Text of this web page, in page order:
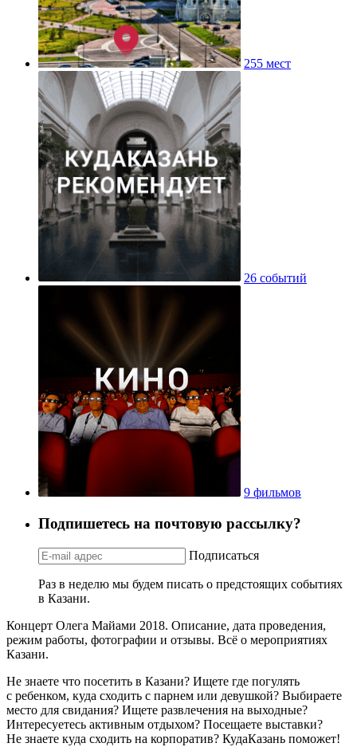
255 мест
26 событий
9 фильмов
Подпишетесь на почтовую рассылку?
Подписаться
Раз в неделю мы будем писать о предстоящих событиях
в Казани.
Концерт Олега Майами 2018. Описание, дата проведения,
режим работы, фотографии и отзывы. Всё о мероприятиях
Казани.
Не знаете что посетить в Казани? Ищете где погулять
с ребенком, куда сходить с парнем или девушкой? Выбираете
место для свидания? Ищете развлечения на выходные?
Интересуетесь активным отдыхом? Посещаете выставки?
Не знаете куда сходить на корпоратив? КудаКазань поможет!